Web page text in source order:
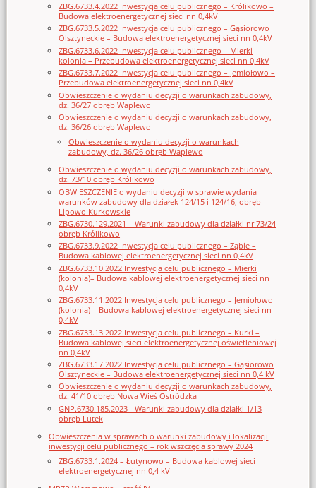
ZBG.6733.4.2022 Inwestycja celu publicznego – Królikowo –
Budowa elektroenergetycznej sieci nn 0,4kV
ZBG.6733.5.2022 Inwestycja celu publicznego – Gąsiorowo
Olsztyneckie – Budowa elektroenergetycznej sieci nn 0,4kV
ZBG.6733.6.2022 Inwestycja celu publicznego – Mierki
kolonia – Przebudowa elektroenergetycznej sieci nn 0,4kV
ZBG.6733.7.2022 Inwestycja celu publicznego – Jemiołowo –
Przebudowa elektroenergetycznej sieci nn 0,4kV
Obwieszczenie o wydaniu decyzji o warunkach zabudowy,
dz. 36/27 obręb Waplewo
Obwieszczenie o wydaniu decyzji o warunkach zabudowy,
dz. 36/26 obręb Waplewo
Obwieszczenie o wydaniu decyzji o warunkach
zabudowy, dz. 36/26 obręb Waplewo
Obwieszczenie o wydaniu decyzji o warunkach zabudowy,
dz. 73/10 obręb Królikowo
OBWIESZCZENIE o wydaniu decyzji w sprawie wydania
warunków zabudowy dla działek 124/15 i 124/16, obręb
Lipowo Kurkowskie
ZBG.6730.129.2021 – Warunki zabudowy dla działki nr 73/24
obręb Królikowo
ZBG.6733.9.2022 Inwestycja celu publicznego – Ząbie –
Budowa kablowej elektroenergetycznej sieci nn 0,4kV
ZBG.6733.10.2022 Inwestycja celu publicznego – Mierki
(kolonia)– Budowa kablowej elektroenergetycznej sieci nn
0,4kV
ZBG.6733.11.2022 Inwestycja celu publicznego – Jemiołowo
(kolonia) – Budowa kablowej elektroenergetycznej sieci nn
0,4kV
ZBG.6733.13.2022 Inwestycja celu publicznego – Kurki –
Budowa kablowej sieci elektroenergetycznej oświetleniowej
nn 0,4kV
ZBG.6733.17.2022 Inwestycja celu publicznego – Gąsiorowo
Olsztyneckie – Budowa elektroenergetycznej sieci nn 0,4 kV
Obwieszczenie o wydaniu decyzji o warunkach zabudowy,
dz. 41/10 obręb Nowa Wieś Ostródzka
GNP.6730.185.2023 - Warunki zabudowy dla działki 1/13
obręb Lutek
Obwieszczenia w sprawach o warunki zabudowy i lokalizacji
inwestycji celu publicznego – rok wszczęcia sprawy 2024
ZBG.6733.1.2024 – Łutynowo – Budowa kablowej sieci
elektroenergetycznej nn 0,4 kV